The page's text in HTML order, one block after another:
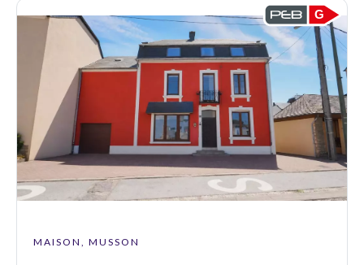
MAISON, MUSSON
G